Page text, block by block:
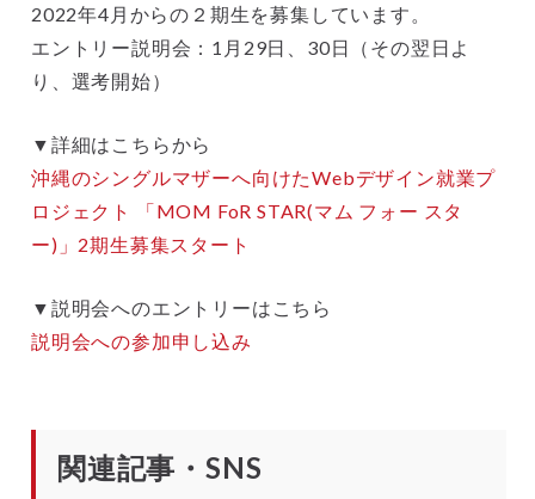
2022年4月からの２期生を募集しています。
エントリー説明会：1月29日、30日（その翌日よ
り、選考開始）
▼詳細はこちらから
沖縄のシングルマザーへ向けたWebデザイン就業プ
ロジェクト 「MOM FoR STAR(マム フォー スタ
ー)」2期生募集スタート
▼説明会へのエントリーはこちら
説明会への参加申し込み
関連記事・SNS